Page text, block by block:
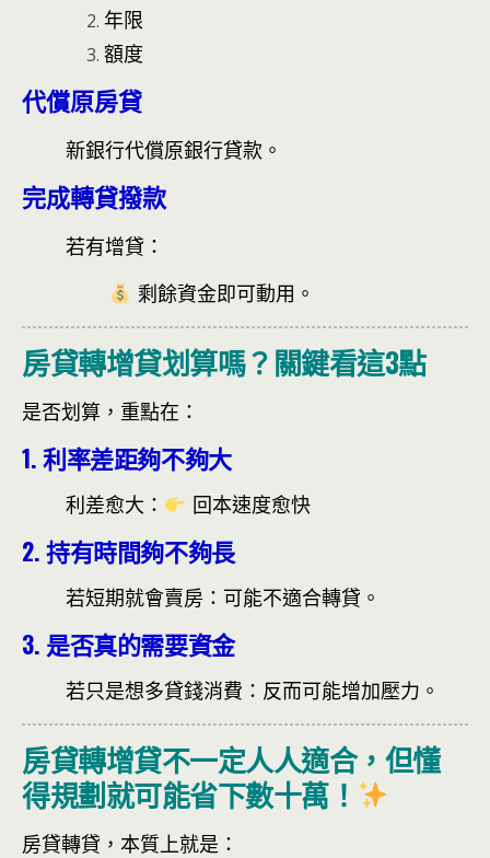
年限
額度
代償原房貸
新銀行代償原銀行貸款。
完成轉貸撥款
若有增貸：
剩餘資金即可動用。
房貸轉增貸划算嗎？關鍵看這3點
是否划算，重點在：
1. 利率差距夠不夠大
利差愈大： 回本速度愈快
2. 持有時間夠不夠長
若短期就會賣房： 可能不適合轉貸。
3. 是否真的需要資金
若只是想多貸錢消費： 反而可能增加壓力。
房貸轉增貸不一定人人適合，但懂
得規劃就可能省下數十萬！
房貸轉貸，本質上就是：